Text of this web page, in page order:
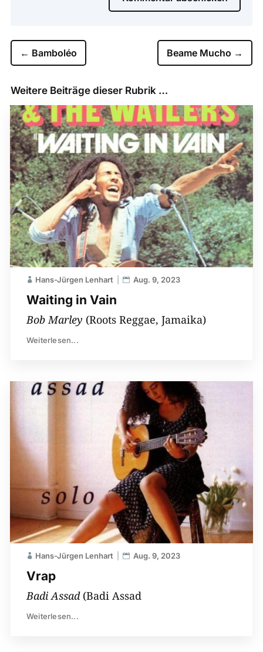
← Bamboléo Beame Mucho →
Weitere Beiträge dieser Rubrik …
Waiting in Vain
Hans-Jürgen Lenhart Aug. 9, 2023
Bob Marley (Roots Reggae, Jamaika)
Weiterlesen...
Vrap
Hans-Jürgen Lenhart Aug. 9, 2023
Badi Assad (Badi Assad
Weiterlesen...